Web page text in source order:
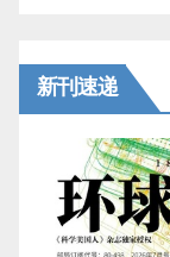
新刊速递